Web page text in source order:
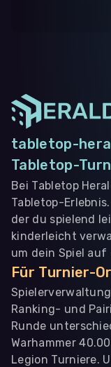
tabletop-
Tabletop-
Bei Tabletop
Tabletop-
der du spielend
kinderleicht
um dein Spiel
Für Turnier-
Ranking- und
Runde
Warhammer
Legion Turniere.